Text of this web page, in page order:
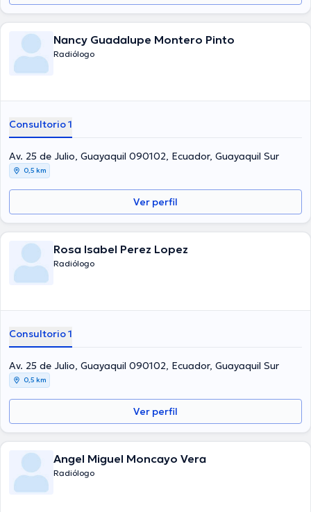
Nancy Guadalupe Montero Pinto
Radiólogo
Consultorio 1
Av. 25 de Julio, Guayaquil 090102, Ecuador, Guayaquil Sur
0,5 km
Ver perfil
Rosa Isabel Perez Lopez
Radiólogo
Consultorio 1
Av. 25 de Julio, Guayaquil 090102, Ecuador, Guayaquil Sur
0,5 km
Ver perfil
Angel Miguel Moncayo Vera
Radiólogo